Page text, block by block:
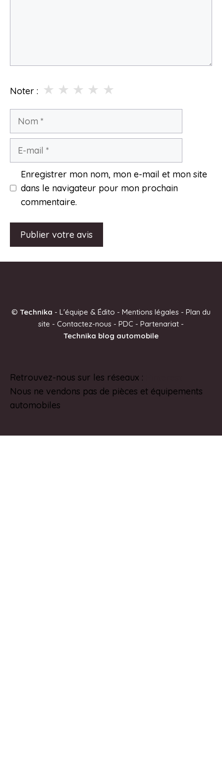
Noter : ★
★
★
★
★
Nom
Enregistrer mon nom, mon e-mail et mon site
dans le navigateur pour mon prochain
commentaire.
r
v
e
:
© Technika - L'équipe & Édito - Mentions légales - Plan du
site - Contactez-nous - PDC - Partenariat -
Technika blog automobile
Retrouvez-nous sur les réseaux :
Nous ne vendons pas de pièces et équipements
automobiles